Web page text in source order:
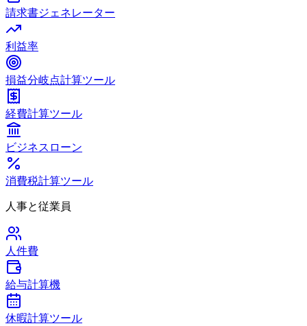
請求書ジェネレーター
利益率
損益分岐点計算ツール
経費計算ツール
ビジネスローン
消費税計算ツール
人事と従業員
人件費
給与計算機
休暇計算ツール